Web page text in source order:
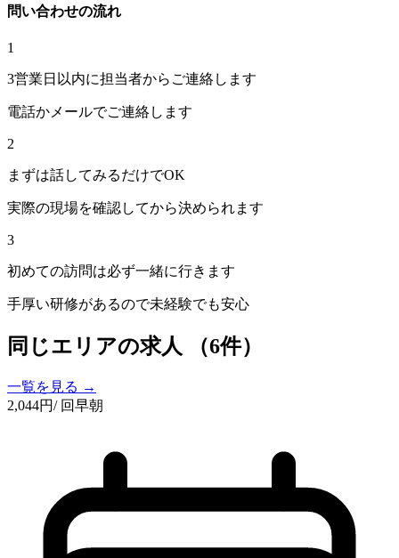
問い合わせの流れ
1
3営業日以内に担当者からご連絡します
電話かメールでご連絡します
2
まずは話してみるだけでOK
実際の現場を確認してから決められます
3
初めての訪問は必ず一緒に行きます
手厚い研修があるので未経験でも安心
同じエリアの求人 （6件）
一覧を見る →
2,044円/ 回早朝